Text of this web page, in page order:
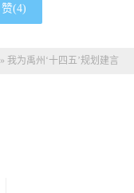
赞(4)
» 我为禹州‘十四五’规划建言